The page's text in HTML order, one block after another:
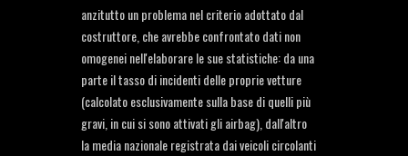
anzitutto un problema nel criterio adottato dal
costruttore, che avrebbe confrontato dati non
omogenei nell'elaborare le sue statistiche: da una
parte il tasso di incidenti delle proprie vetture
(calcolato esclusivamente sulla base di quelli più
gravi, in cui si sono attivati gli airbag), dall'altro
la media nazionale registrata dai veicoli circolanti